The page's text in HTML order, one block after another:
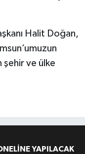
Halit Doğan,
şehir ve ülke
YAPILACAK